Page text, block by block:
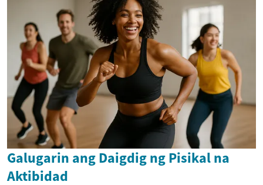
Galugarin ang Daigdig ng Pisikal na
Aktibidad